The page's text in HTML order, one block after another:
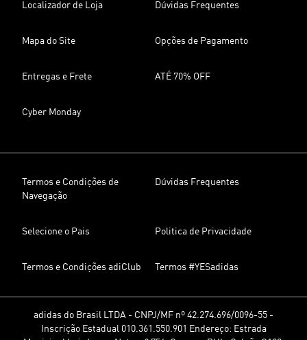
Localizador de Loja Dúvidas Frequentes
Mapa do Site Opções de Pagamento
Entregas e Frete ATÉ 70% OFF
Cyber Monday
Termos e Condições de
Navegação
Dúvidas Frequentes
Selecione o Pais Politica de Privacidade
Termos e Condições adiClub Termos #YESadidas
adidas do Brasil LTDA - CNPJ/MF nº 42.274.696/0096-55 -
Inscrição Estadual 010.361.550.901 Endereço: Estrada